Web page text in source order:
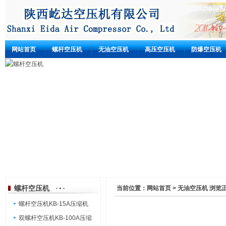
网站首页 螺杆空压机 无油空压机 高压空压机 防爆空压机
螺杆空压机
螺杆空压机KB-15A压缩机
双螺杆空压机KB-100A压缩
当前位置： 网站首页 > 无油空压机浏览